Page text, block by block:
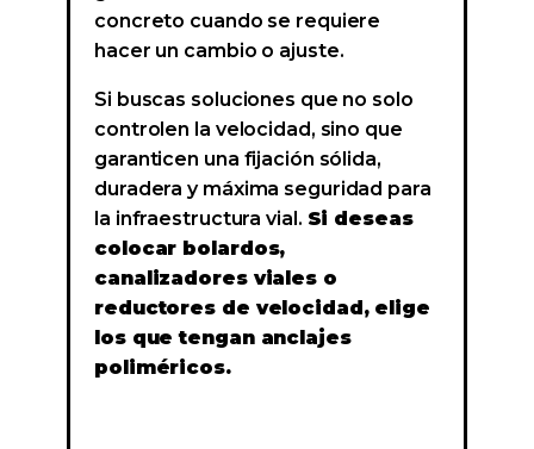
concreto cuando se requiere
hacer un cambio o ajuste.
Si buscas soluciones que no solo
controlen la velocidad, sino que
garanticen una fijación sólida,
duradera y máxima seguridad para
la infraestructura vial. Si deseas
colocar bolardos,
canalizadores viales o
reductores de velocidad, elige
los que tengan anclajes
poliméricos.